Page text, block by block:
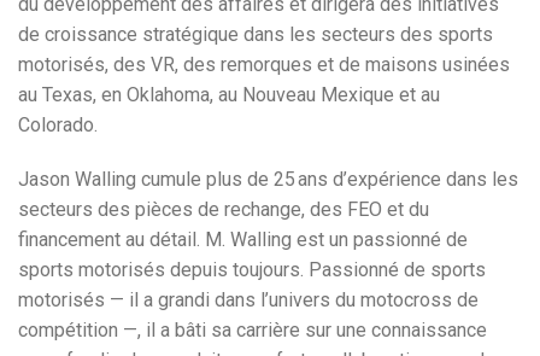
de croissance stratégique dans les secteurs des sports
motorisés, des VR, des remorques et de maisons usinées
au Texas, en Oklahoma, au Nouveau Mexique et au
Colorado.
Jason Walling cumule plus de 25 ans d’expérience dans les
secteurs des pièces de rechange, des FEO et du
financement au détail. M. Walling est un passionné de
sports motorisés depuis toujours. Passionné de sports
motorisés — il a grandi dans l’univers du motocross de
compétition —, il a bâti sa carrière sur une connaissance